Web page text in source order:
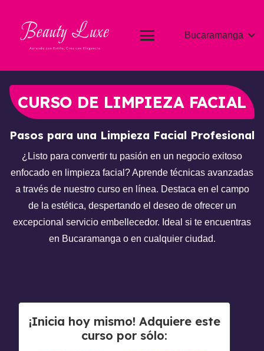
Bucaramanga
CURSO DE LIMPIEZA FACIAL
Pasos para una Limpieza Facial Profesional
¿Listo para convertir tu pasión en un negocio exitoso
enfocado en limpieza facial? Aprende técnicas avanzadas
a través de nuestro curso en línea. Destaca en el campo
de la estética, despertando el deseo de ofrecer un
excepcional servicio embellecedor. Ideal si te encuentras
en Bucaramanga o en cualquier ciudad.
¡Inicia hoy mismo! Adquiere este
curso por sólo: